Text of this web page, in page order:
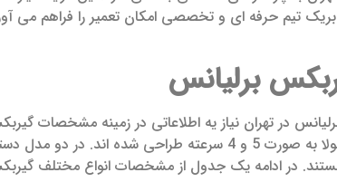
تیم حرفه ای و تخصصی امکان تعمیر را فراهم می
برلیانس
در تهران نیاز یه اطلاعاتی در زمینه مشخصات
بگیرد. این گیربکس ها معمولا به صورت 5 و 4 سرعته
در ادامه یک جدول از مشخصات انواع مختلف